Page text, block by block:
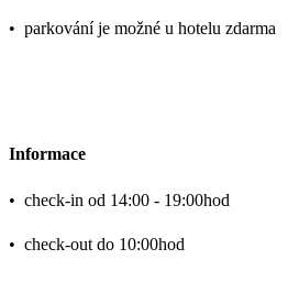
• parkování je možné u hotelu zdarma
Informace
• check-in od 14:00 - 19:00hod
• check-out do 10:00hod